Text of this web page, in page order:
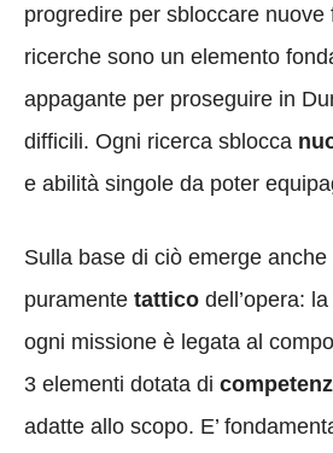
progredire per sbloccare nuove
ricerche sono un elemento
appagante per proseguire in
difficili. Ogni ricerca sblocca
e abilità singole da poter
Sulla base di ciò emerge
puramente tattico dell’opera:
ogni missione è legata al
3 elementi dotata di
adatte allo scopo. E’